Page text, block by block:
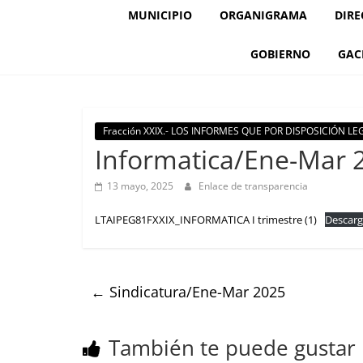
MUNICIPIO ORGANIGRAMA
GOBIERNO
Fracción XXIX.- LOS INFORMES QUE POR DISPOSICIÓN
Informatica/Ene-Mar
13 mayo, 2025 Enlace de transparencia
LTAIPEG81FXXIX_INFORMATICA I trimestre (1)
← Sindicatura/Ene-Mar 2025
También te puede gustar